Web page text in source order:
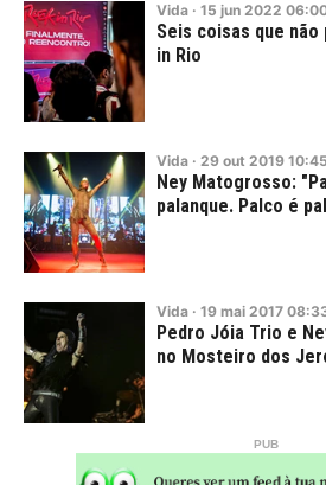
Vida · 15 jun 2022
Seis coisas que
in Rio
Vida · 29 out 2019 10:45
Ney Matogrosso:
palanque. Palco é
Vida · 19 mai 2017
Pedro Jóia Trio e
no Mosteiro dos